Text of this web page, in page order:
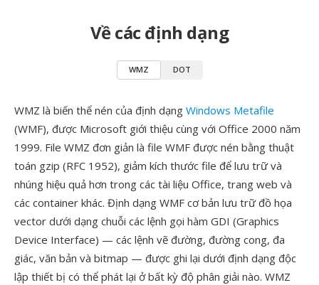
Về các định dạng
WMZ DOT
WMZ là biến thể nén của định dạng Windows Metafile
(WMF), được Microsoft giới thiệu cùng với Office 2000 năm
1999. File WMZ đơn giản là file WMF được nén bằng thuật
toán gzip (RFC 1952), giảm kích thước file để lưu trữ và
nhúng hiệu quả hơn trong các tài liệu Office, trang web và
các container khác. Định dạng WMF cơ bản lưu trữ đồ họa
vector dưới dạng chuỗi các lệnh gọi hàm GDI (Graphics
Device Interface) — các lệnh vẽ đường, đường cong, đa
giác, văn bản và bitmap — được ghi lại dưới định dạng độc
lập thiết bị có thể phát lại ở bất kỳ độ phân giải nào. WMZ